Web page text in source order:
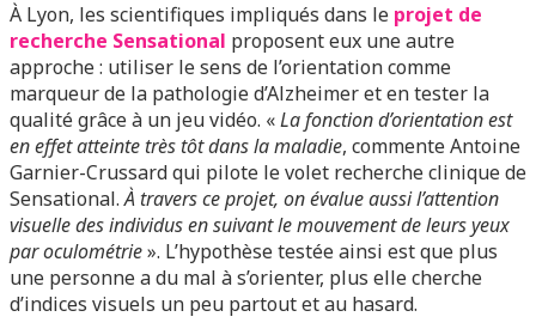
À Lyon, les scientifiques impliqués dans le projet de
recherche Sensational proposent eux une autre
approche : utiliser le sens de l’orientation comme
marqueur de la pathologie d’Alzheimer et en tester la
qualité grâce à un jeu vidéo. «La fonction d’orientation est
en effet atteinte très tôt dans la maladie, commente Antoine
Garnier-Crussard qui pilote le volet recherche clinique de
Sensational.À travers ce projet, on évalue aussi l’attention
visuelle des individus en suivant le mouvement de leurs yeux
par oculométrie». L’hypothèse testée ainsi est que plus
une personne a du mal à s’orienter, plus elle cherche
d’indices visuels un peu partout et au hasard.